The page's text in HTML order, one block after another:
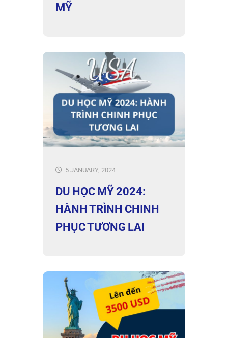
MỸ
5 JANUARY, 2024
DU HỌC MỸ 2024:
HÀNH TRÌNH CHINH
PHỤC TƯƠNG LAI